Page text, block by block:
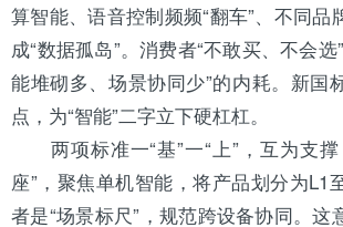
算智能、语音控制频频“翻车”、不同品
成“数据孤岛”。消费者“不敢买、不会
能堆砌多、场景协同少”的内耗。新国
点，为“智能”二字立下硬杠杠。
两项标准一“基”一“上”，互为支撑
座”，聚焦单机智能，将产品划分为L1
者是“场景标尺”，规范跨设备协同。这